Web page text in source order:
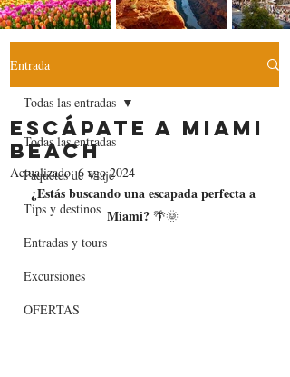
Entrada
Todas las entradas
Paquetes de Viaje
Tips y destinos
Entradas y tours
Excursiones
OFERTAS
Todas las entradas
Escápate a Miami
Beach
Actualizado:6 ago 2024
¿Estás buscando una escapada perfecta a
Miami? 🌴🌞